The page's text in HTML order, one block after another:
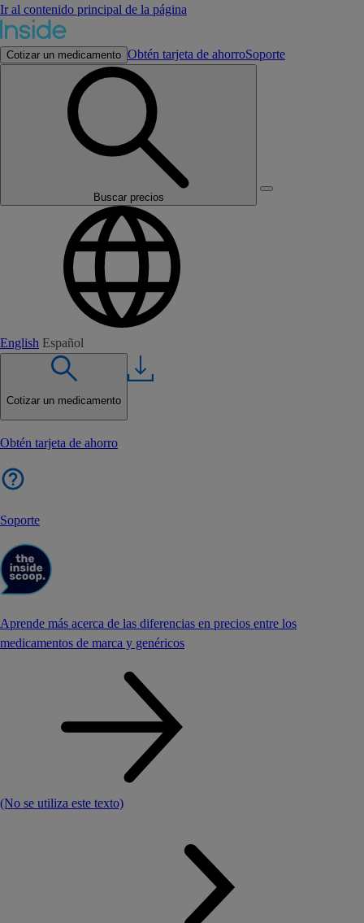
Ir al contenido principal de la página
Cotizar un medicamento Obtén tarjeta de ahorroSoporte
Buscar precios
English Español
Cotizar un medicamento
Obtén tarjeta de ahorro
Soporte
Aprende más acerca de las diferencias en precios entre los
medicamentos de marca y genéricos
(No se utiliza este texto)